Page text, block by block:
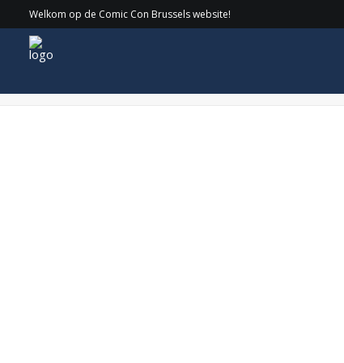
Welkom op de Comic Con Brussels website!
WEB_OrliShoshan Tekens